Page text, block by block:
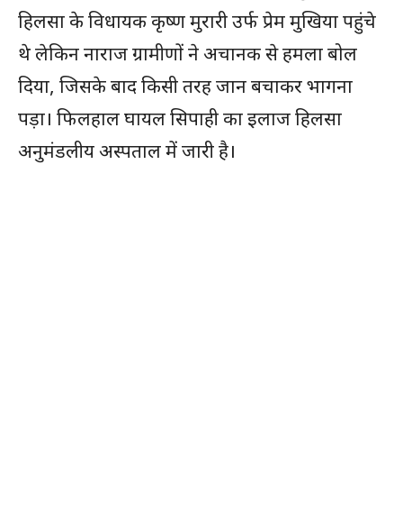
हिलसा के विधायक कृष्ण मुरारी उर्फ प्रेम मुखिया पहुंचे
थे लेकिन नाराज ग्रामीणों ने अचानक से हमला बोल
दिया, जिसके बाद किसी तरह जान बचाकर भागना
पड़ा। फिलहाल घायल सिपाही का इलाज हिलसा
अनुमंडलीय अस्पताल में जारी है।